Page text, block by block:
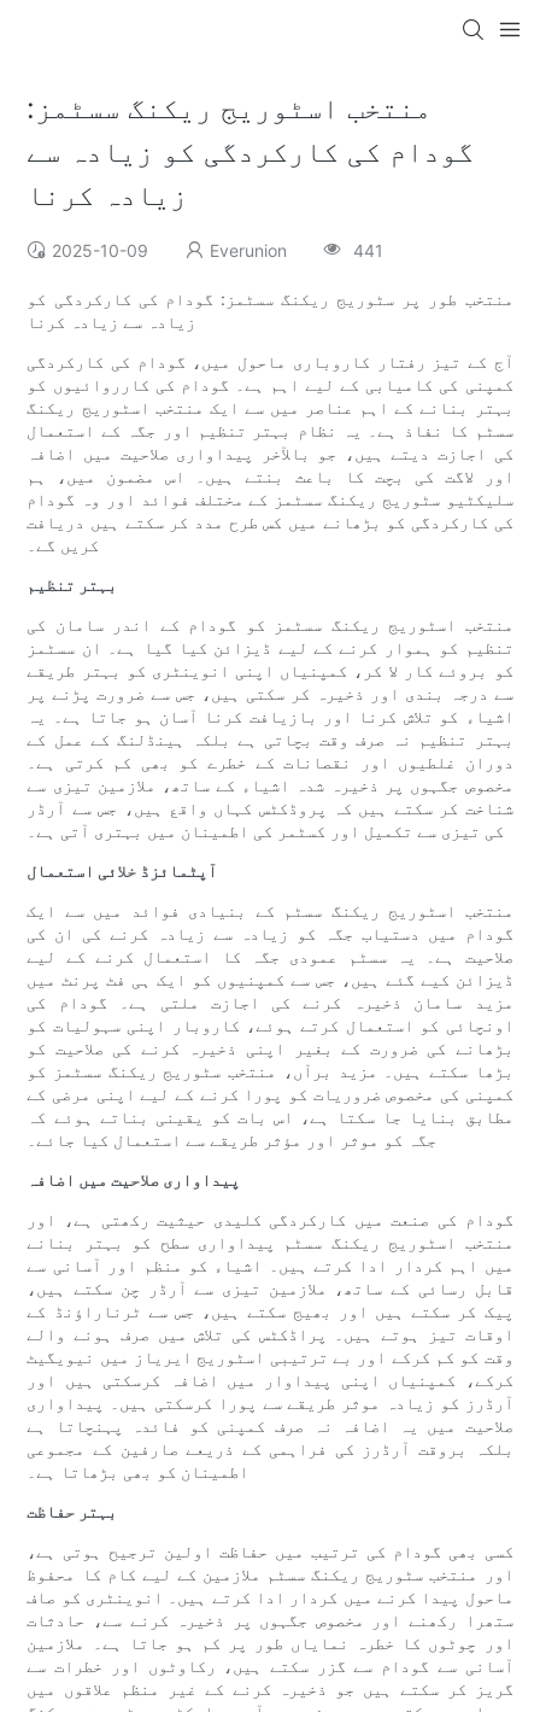
منتخب اسٹوریج ریکنگ سسٹمز:
گودام کی کارکردگی کو زیادہ سے
زیادہ کرنا
2025-10-09 Everunion 441
منتخب طور پر سٹوریج ریکنگ سسٹمز: گودام کی کارکردگی کو
زیادہ سے زیادہ کرنا
آج کے تیز رفتار کاروباری ماحول میں، گودام کی کارکردگی
کمپنی کی کامیابی کے لیے اہم ہے۔ گودام کی کارروائیوں کو
بہتر بنانے کے اہم عناصر میں سے ایک منتخب اسٹوریج ریکنگ
سسٹم کا نفاذ ہے۔ یہ نظام بہتر تنظیم اور جگہ کے استعمال
کی اجازت دیتے ہیں، جو بالآخر پیداواری صلاحیت میں اضافہ
اور لاگت کی بچت کا باعث بنتے ہیں۔ اس مضمون میں، ہم
سلیکٹیو سٹوریج ریکنگ سسٹمز کے مختلف فوائد اور وہ گودام
کی کارکردگی کو بڑھانے میں کس طرح مدد کر سکتے ہیں دریافت
کریں گے۔
بہتر تنظیم
منتخب اسٹوریج ریکنگ سسٹمز کو گودام کے اندر سامان کی
تنظیم کو ہموار کرنے کے لیے ڈیزائن کیا گیا ہے۔ ان سسٹمز
کو بروئے کار لا کر، کمپنیاں اپنی انوینٹری کو بہتر طریقے
سے درجہ بندی اور ذخیرہ کر سکتی ہیں، جس سے ضرورت پڑنے پر
اشیاء کو تلاش کرنا اور بازیافت کرنا آسان ہو جاتا ہے۔ یہ
بہتر تنظیم نہ صرف وقت بچاتی ہے بلکہ ہینڈلنگ کے عمل کے
دوران غلطیوں اور نقصانات کے خطرے کو بھی کم کرتی ہے۔
مخصوص جگہوں پر ذخیرہ شدہ اشیاء کے ساتھ، ملازمین تیزی سے
شناخت کر سکتے ہیں کہ پروڈکٹس کہاں واقع ہیں، جس سے آرڈر
کی تیزی سے تکمیل اور کسٹمر کی اطمینان میں بہتری آتی ہے۔
آپٹمائزڈ خلائی استعمال
منتخب اسٹوریج ریکنگ سسٹم کے بنیادی فوائد میں سے ایک
گودام میں دستیاب جگہ کو زیادہ سے زیادہ کرنے کی ان کی
صلاحیت ہے۔ یہ سسٹم عمودی جگہ کا استعمال کرنے کے لیے
ڈیزائن کیے گئے ہیں، جس سے کمپنیوں کو ایک ہی فٹ پرنٹ میں
مزید سامان ذخیرہ کرنے کی اجازت ملتی ہے۔ گودام کی
اونچائی کو استعمال کرتے ہوئے، کاروبار اپنی سہولیات کو
بڑھانے کی ضرورت کے بغیر اپنی ذخیرہ کرنے کی صلاحیت کو
بڑھا سکتے ہیں۔ مزید برآں، منتخب سٹوریج ریکنگ سسٹمز کو
کمپنی کی مخصوص ضروریات کو پورا کرنے کے لیے اپنی مرضی کے
مطابق بنایا جا سکتا ہے، اس بات کو یقینی بناتے ہوئے کہ
جگہ کو موثر اور مؤثر طریقے سے استعمال کیا جائے۔
پیداواری صلاحیت میں اضافہ
گودام کی صنعت میں کارکردگی کلیدی حیثیت رکھتی ہے، اور
منتخب اسٹوریج ریکنگ سسٹم پیداواری سطح کو بہتر بنانے
میں اہم کردار ادا کرتے ہیں۔ اشیاء کو منظم اور آسانی سے
قابل رسائی کے ساتھ، ملازمین تیزی سے آرڈر چن سکتے ہیں،
پیک کر سکتے ہیں اور بھیج سکتے ہیں، جس سے ٹرناراؤنڈ کے
اوقات تیز ہوتے ہیں۔ پراڈکٹس کی تلاش میں صرف ہونے والے
وقت کو کم کرکے اور بے ترتیبی اسٹوریج ایریاز میں نیویگیٹ
کرکے، کمپنیاں اپنی پیداوار میں اضافہ کرسکتی ہیں اور
آرڈرز کو زیادہ موثر طریقے سے پورا کرسکتی ہیں۔ پیداواری
صلاحیت میں یہ اضافہ نہ صرف کمپنی کو فائدہ پہنچاتا ہے
بلکہ بروقت آرڈرز کی فراہمی کے ذریعے صارفین کے مجموعی
اطمینان کو بھی بڑھاتا ہے۔
بہتر حفاظت
کسی بھی گودام کی ترتیب میں حفاظت اولین ترجیح ہوتی ہے،
اور منتخب سٹوریج ریکنگ سسٹم ملازمین کے لیے کام کا محفوظ
ماحول پیدا کرنے میں کردار ادا کرتے ہیں۔ انوینٹری کو صاف
ستھرا رکھنے اور مخصوص جگہوں پر ذخیرہ کرنے سے، حادثات
اور چوٹوں کا خطرہ نمایاں طور پر کم ہو جاتا ہے۔ ملازمین
آسانی سے گودام سے گزر سکتے ہیں، رکاوٹوں اور خطرات سے
گریز کر سکتے ہیں جو ذخیرہ کرنے کے غیر منظم علاقوں میں